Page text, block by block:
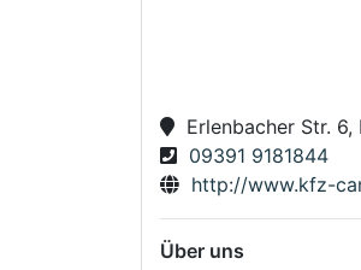
Erlenbacher Str.
09391 9181844
http://www.kfz-
Über uns